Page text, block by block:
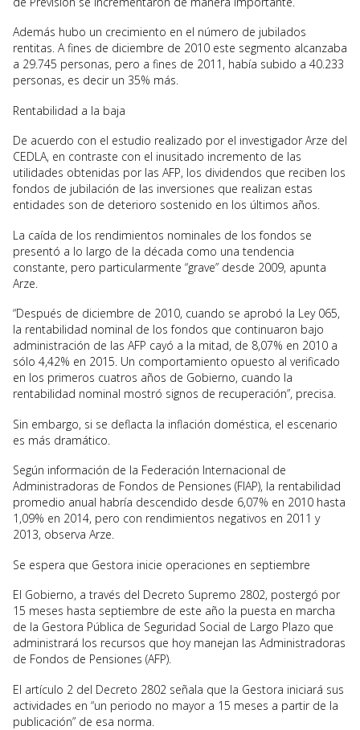
Además hubo un crecimiento en el número de jubilados
rentitas. A fines de diciembre de 2010 este segmento alcanzaba
a 29.745 personas, pero a fines de 2011, había subido a 40.233
personas, es decir un 35% más.
Rentabilidad a la baja
De acuerdo con el estudio realizado por el investigador Arze del
CEDLA, en contraste con el inusitado incremento de las
utilidades obtenidas por las AFP, los dividendos que reciben los
fondos de jubilación de las inversiones que realizan estas
entidades son de deterioro sostenido en los últimos años.
La caída de los rendimientos nominales de los fondos se
presentó a lo largo de la década como una tendencia
constante, pero particularmente “grave” desde 2009, apunta
Arze.
“Después de diciembre de 2010, cuando se aprobó la Ley 065,
la rentabilidad nominal de los fondos que continuaron bajo
administración de las AFP cayó a la mitad, de 8,07% en 2010 a
sólo 4,42% en 2015. Un comportamiento opuesto al verificado
en los primeros cuatros años de Gobierno, cuando la
rentabilidad nominal mostró signos de recuperación”, precisa.
Sin embargo, si se deflacta la inflación doméstica, el escenario
es más dramático.
Según información de la Federación Internacional de
Administradoras de Fondos de Pensiones (FIAP), la rentabilidad
promedio anual habría descendido desde 6,07% en 2010 hasta
1,09% en 2014, pero con rendimientos negativos en 2011 y
2013, observa Arze.
Se espera que Gestora inicie operaciones en septiembre
El Gobierno, a través del Decreto Supremo 2802, postergó por
15 meses hasta septiembre de este año la puesta en marcha
de la Gestora Pública de Seguridad Social de Largo Plazo que
administrará los recursos que hoy manejan las Administradoras
de Fondos de Pensiones (AFP).
El artículo 2 del Decreto 2802 señala que la Gestora iniciará sus
actividades en “un periodo no mayor a 15 meses a partir de la
publicación” de esa norma.